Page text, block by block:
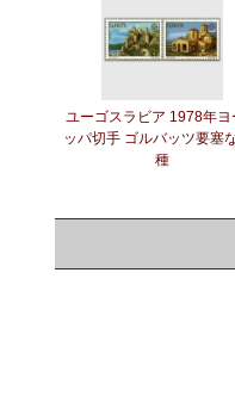
ユーゴスラビア 1978年ヨ
ッパ切手 ゴルバッツ要塞
種